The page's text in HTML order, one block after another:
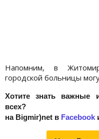
Напомним, в
городской больницы
Хотите знать важные
всех?
на Bigmir)net в Facebook